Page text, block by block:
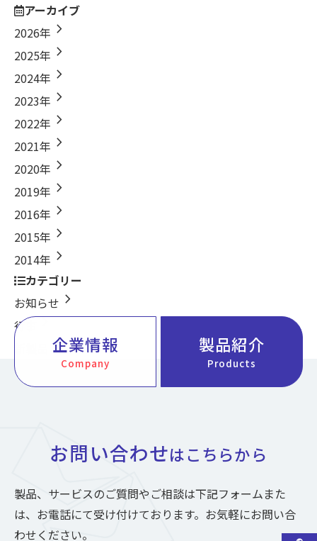
アーカイブ
2026年 chevron_right
2025年 chevron_right
2024年 chevron_right
2023年 chevron_right
2022年 chevron_right
2021年 chevron_right
2020年 chevron_right
2019年 chevron_right
2016年 chevron_right
2015年 chevron_right
2014年 chevron_right
カテゴリー
お知らせ chevron_right
行事 chevron_right
chevron_right
企業情報
Company
製品紹介
Products
お問い合わせはこちらから
製品、サービスのご質問やご相談は下記フォームまた
は、お電話にて受け付けております。お気軽にお問い合
わせください。